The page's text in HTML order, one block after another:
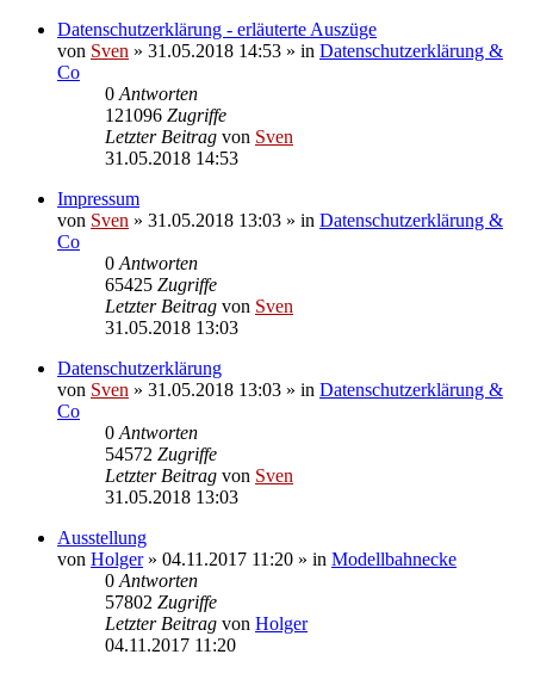
Datenschutzerklärung - erläuterte Auszüge
von Sven » 31.05.2018 14:53 » in Datenschutzerklärung &
Co
0 Antworten
121096 Zugriffe
Letzter Beitrag von Sven
31.05.2018 14:53
Impressum
von Sven » 31.05.2018 13:03 » in Datenschutzerklärung &
Co
0 Antworten
65425 Zugriffe
Letzter Beitrag von Sven
31.05.2018 13:03
Datenschutzerklärung
von Sven » 31.05.2018 13:03 » in Datenschutzerklärung &
Co
0 Antworten
54572 Zugriffe
Letzter Beitrag von Sven
31.05.2018 13:03
Ausstellung
von Holger» 04.11.2017 11:20 » in Modellbahnecke
0 Antworten
57802 Zugriffe
Letzter Beitrag von Holger
04.11.2017 11:20